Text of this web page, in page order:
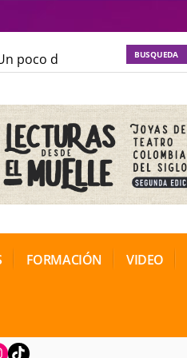
poco de locura para la cordura
de Teatro Rosa
FORMACIÓN VIDEO
TikTok